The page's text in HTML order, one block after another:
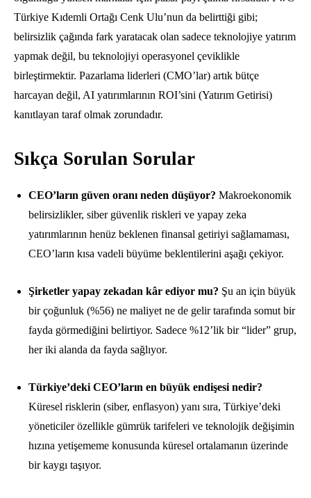
Türkiye Kıdemli Ortağı Cenk Ulu’nun da belirttiği gibi;
belirsizlik çağında fark yaratacak olan sadece teknolojiye yatırım
yapmak değil, bu teknolojiyi operasyonel çeviklikle
birleştirmektir. Pazarlama liderleri (CMO’lar) artık bütçe
harcayan değil, AI yatırımlarının ROI’sini (Yatırım Getirisi)
kanıtlayan taraf olmak zorundadır.
Sıkça Sorulan Sorular
CEO’ların güven oranı neden düşüyor? Makroekonomik
belirsizlikler, siber güvenlik riskleri ve yapay zeka
yatırımlarının henüz beklenen finansal getiriyi sağlamaması,
CEO’ların kısa vadeli büyüme beklentilerini aşağı çekiyor.
Şirketler yapay zekadan kâr ediyor mu? Şu an için büyük
bir çoğunluk (%56) ne maliyet ne de gelir tarafında somut bir
fayda görmediğini belirtiyor. Sadece %12’lik bir “lider” grup,
her iki alanda da fayda sağlıyor.
Türkiye’deki CEO’ların en büyük endişesi nedir?
Küresel risklerin (siber, enflasyon) yanı sıra, Türkiye’deki
yöneticiler özellikle gümrük tarifeleri ve teknolojik değişimin
hızına yetişememe konusunda küresel ortalamanın üzerinde
bir kaygı taşıyor.